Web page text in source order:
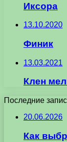
Иксора
13.10.2020
Финик
13.03.2021
Клен
Последние
20.06.2026
Как